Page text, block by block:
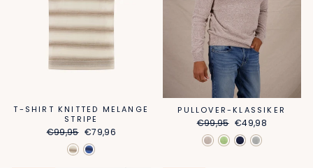
T-SHIRT KNITTED MELANGE
STRIPE
Normaler
€99,95 Sonderpreis
€79,96
PULLOVER-KLASSIKER
Normaler
Preis
€99,95 Sonderpreis
€49,98